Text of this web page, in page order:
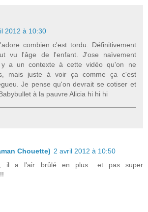
2012 à 10:30
combien c'est tordu. Définitivement
vu l'âge de l'enfant. J'ose naïvement
a un contexte à cette vidéo qu'on ne
mais juste à voir ça comme ça c'est
Je pense qu'on devrait se cotiser et
à la pauvre Alicia hi hi hi
Chouette) 2 avril 2012 à 10:50
il a l'air brûlé en plus.. et pas super